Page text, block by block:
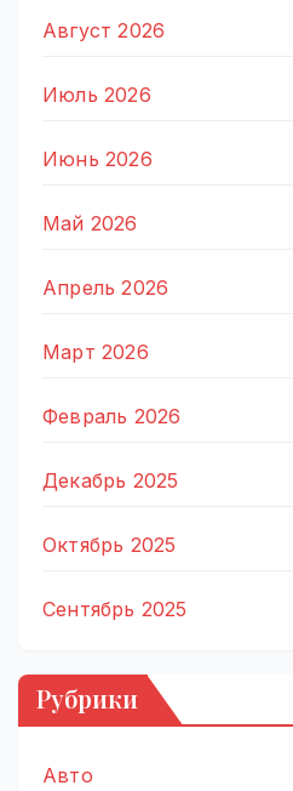
Август 2026
Июль 2026
Июнь 2026
Май 2026
Апрель 2026
Март 2026
Февраль 2026
Декабрь 2025
Октябрь 2025
Сентябрь 2025
Рубрики
Авто